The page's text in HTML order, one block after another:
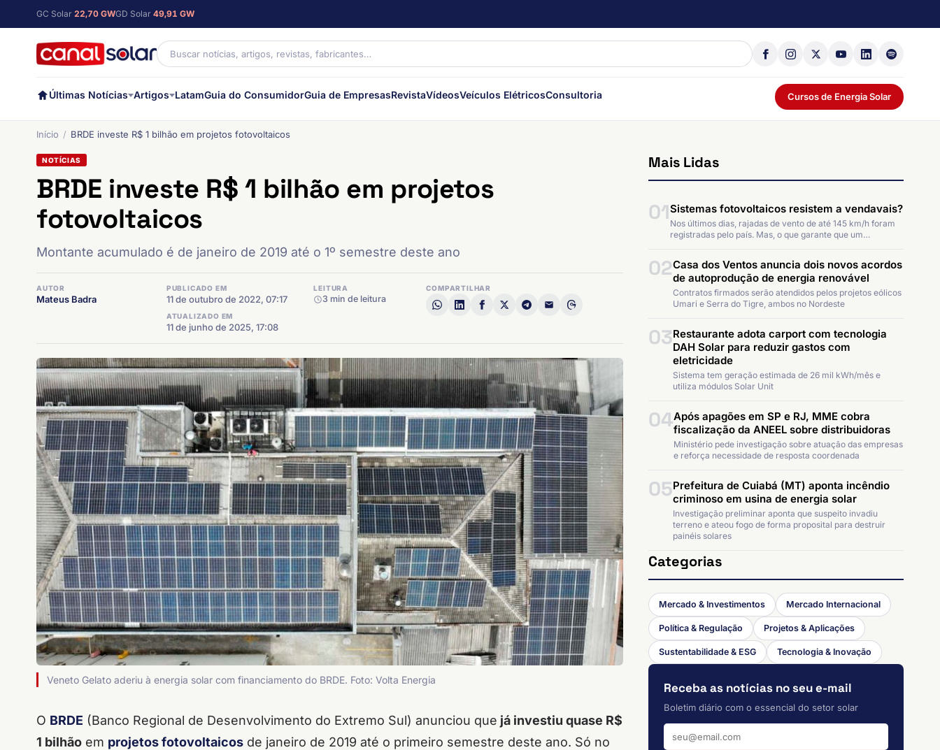
GC Solar 22,70 GWGD Solar 49,91 GW
Últimas Notícias Artigos LatamGuia do ConsumidorGuia de EmpresasRevistaVídeosVeículos ElétricosConsultoria Cursos de Energia Solar
Início BRDE investe R$ 1 bilhão em projetos fotovoltaicos
NOTÍCIAS
BRDE investe R$ 1 bilhão em projetos
fotovoltaicos
Montante acumulado é de janeiro de 2019 até o 1º semestre deste ano
AUTOR
Mateus Badra
PUBLICADO EM
11 de outubro de 2022, 07:17
ATUALIZADO EM
11 de junho de 2025, 17:08
LEITURA
3 min de leitura
COMPARTILHAR
Veneto Gelato aderiu à energia solar com financiamento do BRDE. Foto: Volta Energia
O BRDE (Banco Regional de Desenvolvimento do Extremo Sul) anunciou que já investiu quase R$
1 bilhão em projetos fotovoltaicos de janeiro de 2019 até o primeiro semestre deste ano. Só no
Mais Lidas
01Sistemas fotovoltaicos resistem a vendavais?
Nos últimos dias, rajadas de vento de até 145 km/h foram
registradas pelo país. Mas, o que garante que um…
02Casa dos Ventos anuncia dois novos acordos
de autoprodução de energia renovável
Contratos firmados serão atendidos pelos projetos eólicos
Umari e Serra do Tigre, ambos no Nordeste
03Restaurante adota carport com tecnologia
DAH Solar para reduzir gastos com
eletricidade
Sistema tem geração estimada de 26 mil kWh/mês e
utiliza módulos Solar Unit
04Após apagões em SP e RJ, MME cobra
fiscalização da ANEEL sobre distribuidoras
Ministério pede investigação sobre atuação das empresas
e reforça necessidade de resposta coordenada
05Prefeitura de Cuiabá (MT) aponta incêndio
criminoso em usina de energia solar
Investigação preliminar aponta que suspeito invadiu
terreno e ateou fogo de forma proposital para destruir
painéis solares
Categorias
Mercado & Investimentos Mercado Internacional
Política & Regulação Projetos & Aplicações
Sustentabilidade & ESG Tecnologia & Inovação
Receba as notícias no seu e-mail
Boletim diário com o essencial do setor solar